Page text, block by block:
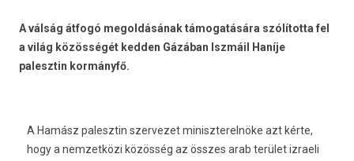
A válság átfogó megoldásának támogatására szólította fel
a világ közösségét kedden Gázában Iszmáil Haníje
palesztin kormányfő.
A Hamász palesztin szervezet miniszterelnöke azt kérte,
hogy a nemzetközi közösség az összes arab terület izraeli